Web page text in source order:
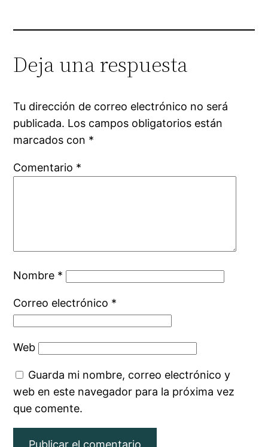
Deja una respuesta
Tu dirección de correo electrónico no será
publicada. Los campos obligatorios están
marcados con *
Comentario *
Nombre *
Correo electrónico *
Web
Guarda mi nombre, correo electrónico y
web en este navegador para la próxima vez
que comente.